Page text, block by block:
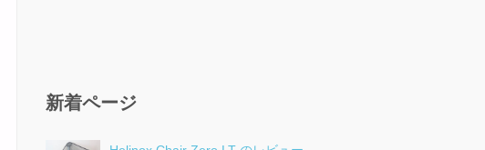
新着ページ